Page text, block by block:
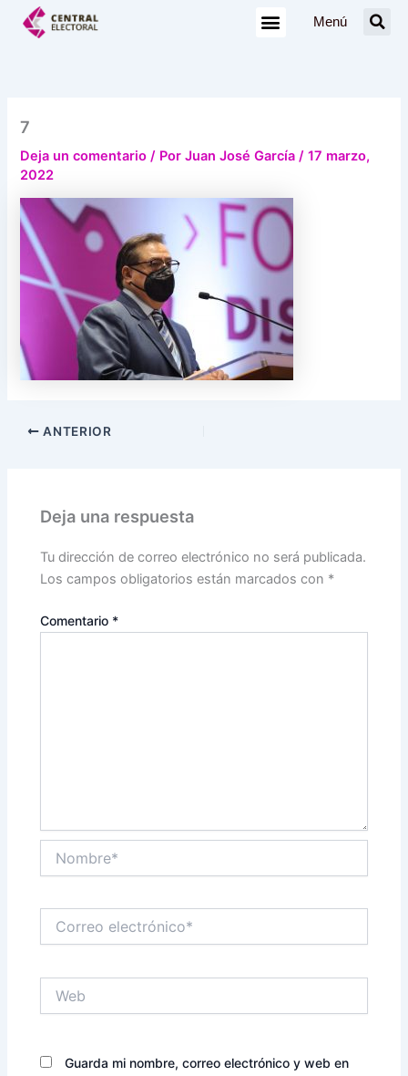
Menú
7
Deja un comentario / PorJuan José García/17 marzo,
2022
ANTERIOR
Deja una respuesta
Tu dirección de correo electrónico no será publicada.
Los campos obligatorios están marcados con *
Comentario *
electrónico*
Guarda mi nombre, correo electrónico y web en